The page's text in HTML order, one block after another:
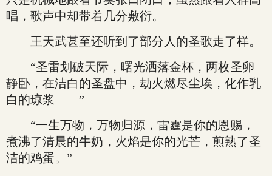
唱，歌声中却带着几分敷衍。
王天武甚至还听到了部分人的圣歌走了样。
“圣雷划破天际，曙光洒落金杯，两枚圣卵
静卧，在洁白的圣盘中，劫火燃尽尘埃，化作乳
白的琼浆——”
“一生万物，万物归源，雷霆是你的恩赐，
煮沸了清晨的牛奶，火焰是你的光芒，煎熟了圣
洁的鸡蛋。”